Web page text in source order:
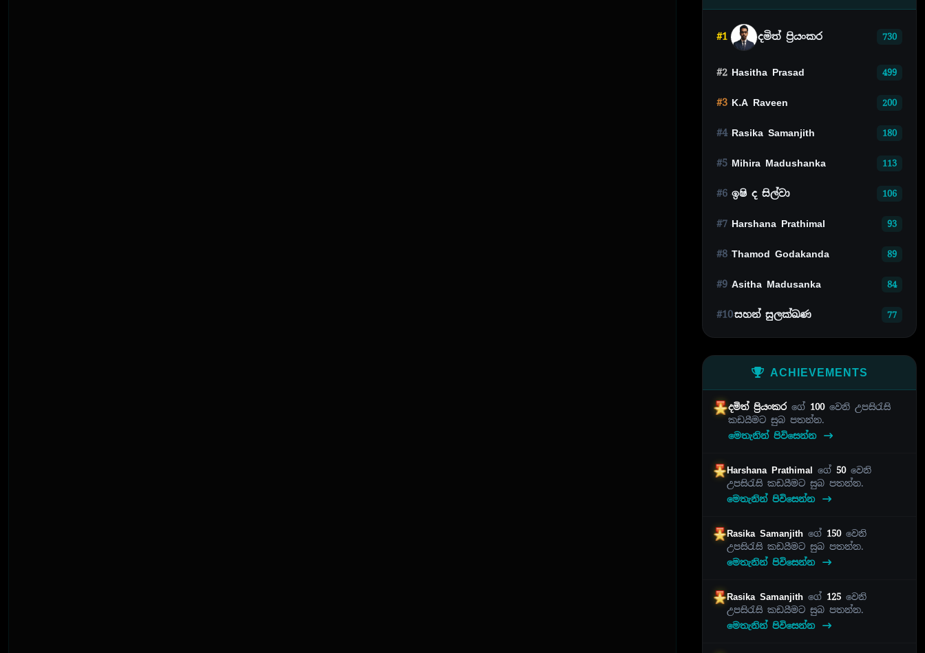
#1 දමිත් ප්‍රියංකර 730
#2 Hasitha Prasad 499
#3 K.A Raveen 200
#4 Rasika Samanjith 180
#5 Mihira Madushanka 113
#6 ඉෂි ද සිල්වා 106
#7 Harshana Prathimal 93
#8 Thamod Godakanda 89
#9 Asitha Madusanka 84
#10සහන් සුලක්ඛණ 77
ACHIEVEMENTS
දමිත් ප්‍රියංකර ගේ 100වෙනි උපසිරැසි
කඩයීමට සුබ පතන්න.
මෙතැනින් පිවිසෙන්න
Harshana Prathimal ගේ 50වෙනි
උපසිරැසි කඩයීමට සුබ පතන්න.
මෙතැනින් පිවිසෙන්න
Rasika Samanjithගේ 150වෙනි
උපසිරැසි කඩයීමට සුබ පතන්න.
මෙතැනින් පිවිසෙන්න
Rasika Samanjithගේ 125 වෙනි
උපසිරැසි කඩයීමට සුබ පතන්න.
මෙතැනින් පිවිසෙන්න